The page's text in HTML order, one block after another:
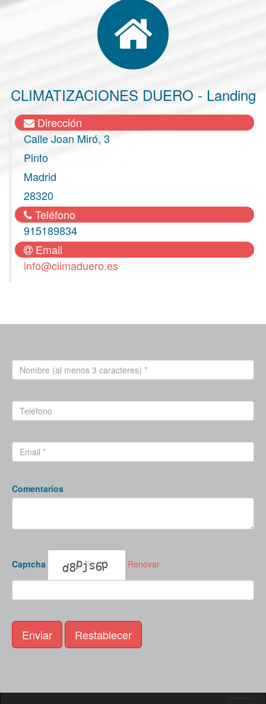
CLIMATIZACIONES DUERO - Landing
Dirección
Calle Joan Miró, 3
Pinto
Madrid
28320
Teléfono
915189834
Email
info@climaduero.es
Comentarios
Captcha Renovar
Enviar Restablecer